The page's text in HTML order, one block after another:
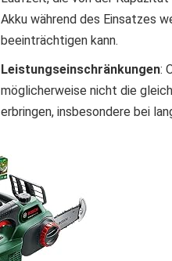
Akku während des Einsatzes
beeinträchtigen kann.
Leistungseinschränkungen:
möglicherweise nicht die
erbringen, insbesondere bei